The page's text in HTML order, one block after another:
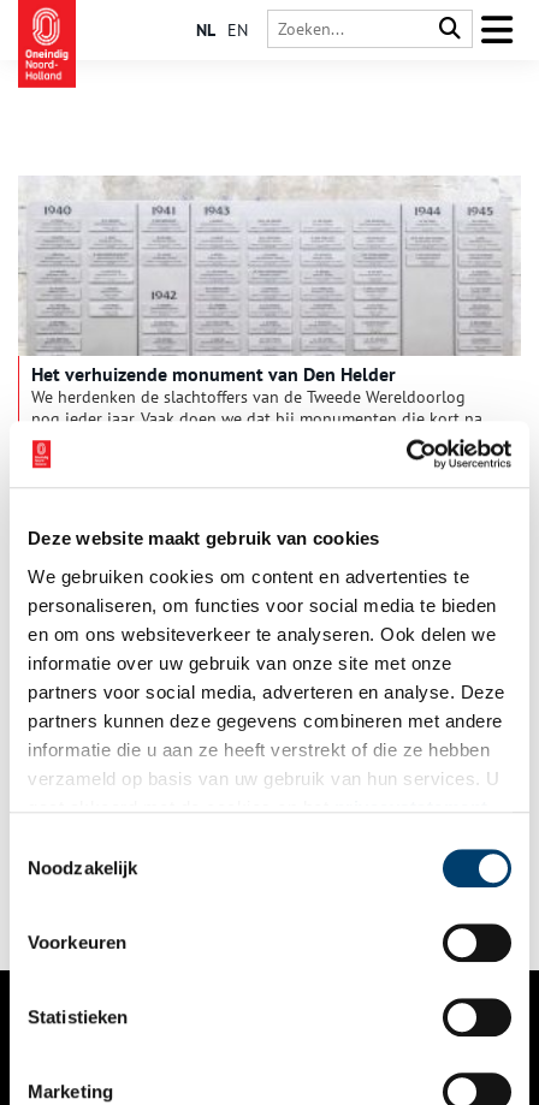
Deze website maakt gebruik van cookies
We gebruiken cookies om content en advertenties te
personaliseren, om functies voor social media te bieden
en om ons websiteverkeer te analyseren. Ook delen we
informatie over uw gebruik van onze site met onze
partners voor social media, adverteren en analyse. Deze
partners kunnen deze gegevens combineren met andere
informatie die u aan ze heeft verstrekt of die ze hebben
verzameld op basis van uw gebruik van hun services. U
Noodzakelijk
Voorkeuren
Statistieken
Marketing
NL EN
Het verhuizende monument van Den Helder
We herdenken de slachtoffers van de Tweede Wereldoorlog
nog ieder jaar. Vaak doen we dat bij monumenten die kort na
de oorlog zijn opgericht, maar in Den Helder hebben ze recent
nog een nieuw monument geplaatst. Het monument Rijkswerf
1940-1945 herdenkt de werknemers van de voormalige
Een korte rondwandeling bij het Huys te Nuwendore
Deze wandeling voert langs de resten van een indrukwekkend
kasteel, een oude getijdenstroom en de twee terpen van het
NIEUWS